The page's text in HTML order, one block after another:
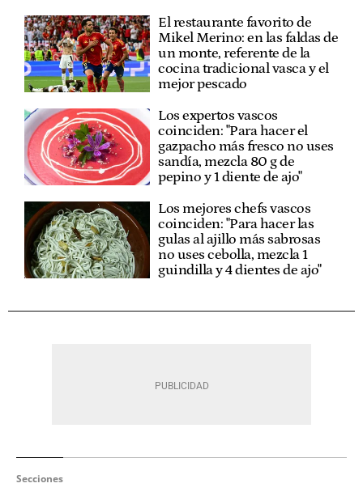
El restaurante favorito de
Mikel Merino: en las faldas de
un monte, referente de la
cocina tradicional vasca y el
mejor pescado
Los expertos vascos
coinciden: "Para hacer el
gazpacho más fresco no uses
sandía, mezcla 80 g de
pepino y 1 diente de ajo"
Los mejores chefs vascos
coinciden: "Para hacer las
gulas al ajillo más sabrosas
no uses cebolla, mezcla 1
guindilla y 4 dientes de ajo"
Secciones